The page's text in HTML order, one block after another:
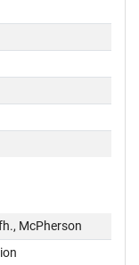
McPherson